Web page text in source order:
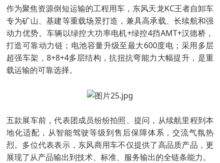
作为聚焦资源倒短运输的工程用车，东风天龙KC王者自卸车
专为矿山、基建等重载场景打造，兼具高承载、长续航和强
动力优势。车辆以绿控大功率电机+绿控4挡AMT+汉德桥，
打造可靠动力链；电池容量升级至最大600度电；采用多层
超强车架，8+8+4多层结构，抗扭抗弯能力大幅提升，是重
载运输的可靠选择。
五款展车前，代表团成员纷纷拍照、提问，从续航里程到本
地化适配，从智能驾驶等级到售后保障体系，交流气氛热
烈。多位代表表示，东风商用车不仅提供了高品质产品，更
展现了从产品输出到技术、标准、服务输出的全链条能力。